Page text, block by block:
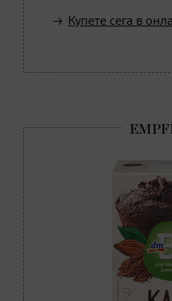
Купете сега в